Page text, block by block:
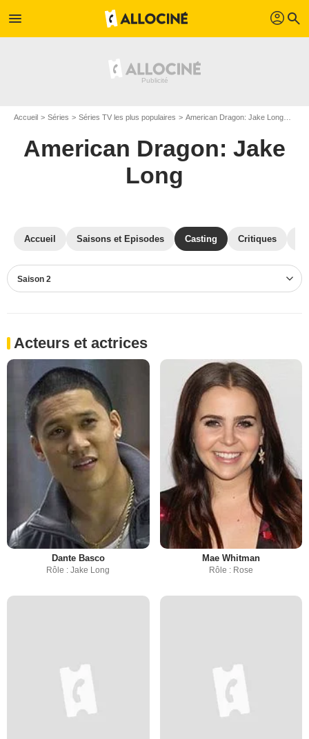
menu profil search
Accueil Séries Séries TV les plus populaires American Dragon: Jake Long
American Dragon: Jake
Long
Accueil Saisons et Episodes Casting Critiques
Saison 2
Acteurs et actrices
Dante Basco
Rôle : Jake Long
Mae Whitman
Rôle : Rose